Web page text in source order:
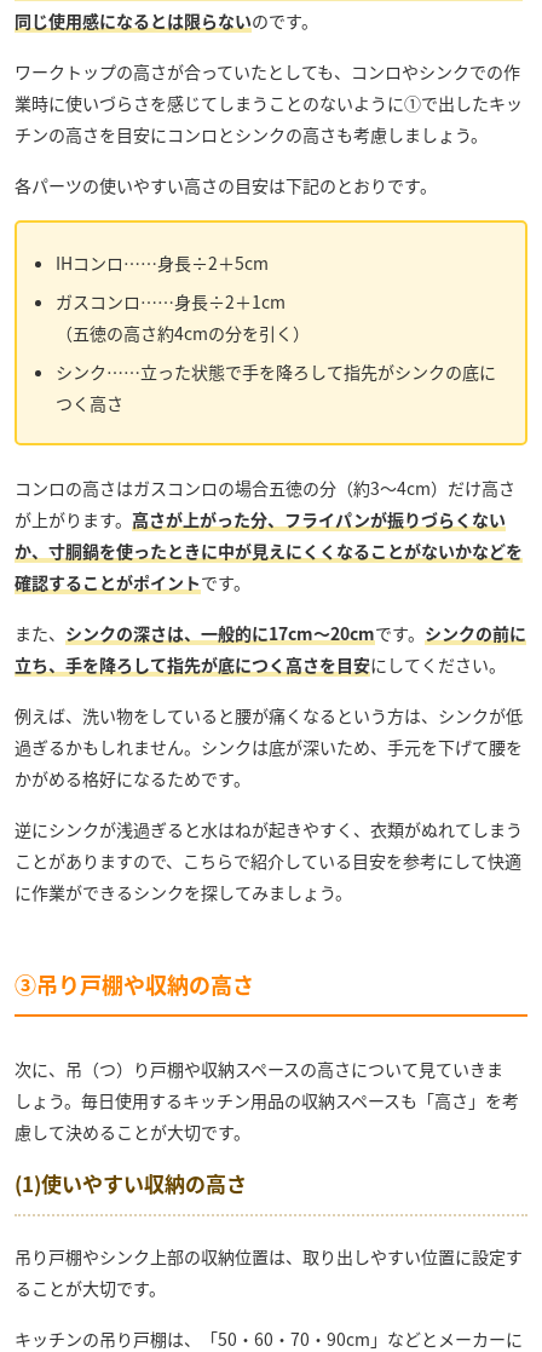
同じ使用感になるとは限らないのです。
ワークトップの高さが合っていたとしても、コンロやシンクでの作
業時に使いづらさを感じてしまうことのないように①で出したキッ
チンの高さを目安にコンロとシンクの高さも考慮しましょう。
各パーツの使いやすい高さの目安は下記のとおりです。
IHコンロ……身長÷2＋5cm
ガスコンロ……身長÷2＋1cm
（五徳の高さ約4cmの分を引く）
シンク……立った状態で手を降ろして指先がシンクの底に
つく高さ
コンロの高さはガスコンロの場合五徳の分（約3～4cm）だけ高さ
が上がります。 高さが上がった分、フライパンが振りづらくない
か、寸胴鍋を使ったときに中が見えにくくなることがないかなどを
確認することがポイントです。
また、 シンクの深さは、一般的に17cm〜20cmです。 シンクの前に
立ち、手を降ろして指先が底につく高さを目安にしてください。
例えば、洗い物をしていると腰が痛くなるという方は、シンクが低
過ぎるかもしれません。シンクは底が深いため、手元を下げて腰を
かがめる格好になるためです。
逆にシンクが浅過ぎると水はねが起きやすく、衣類がぬれてしまう
ことがありますので、こちらで紹介している目安を参考にして快適
に作業ができるシンクを探してみましょう。
③吊り戸棚や収納の高さ
次に、吊（つ）り戸棚や収納スペースの高さについて見ていきま
しょう。毎日使用するキッチン用品の収納スペースも「高さ」を考
慮して決めることが大切です。
(1)使いやすい収納の高さ
吊り戸棚やシンク上部の収納位置は、取り出しやすい位置に設定す
ることが大切です。
キッチンの吊り戸棚は、「50・60・70・90cm」などとメーカーに